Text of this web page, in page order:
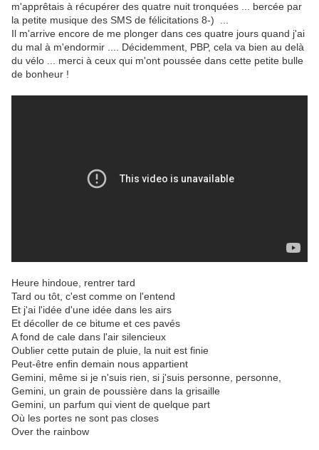
m'apprêtais à récupérer des quatre nuit tronquées ... bercée par
la petite musique des SMS de félicitations 8-) ...
Il m'arrive encore de me plonger dans ces quatre jours quand j'ai
du mal à m'endormir .... Décidemment, PBP, cela va bien au delà
du vélo ... merci à ceux qui m'ont poussée dans cette petite bulle
de bonheur !
Heure hindoue, rentrer tard
Tard ou tôt, c'est comme on l'entend
Et j'ai l'idée d'une idée dans les airs
Et décoller de ce bitume et ces pavés
A fond de cale dans l'air silencieux
Oublier cette putain de pluie, la nuit est finie
Peut-être enfin demain nous appartient
Gemini, même si je n'suis rien, si j'suis personne, personne,
Gemini, un grain de poussière dans la grisaille
Gemini, un parfum qui vient de quelque part
Où les portes ne sont pas closes
Over the rainbow